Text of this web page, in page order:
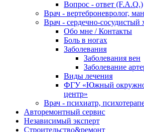
Вопрос - ответ (F.A.Q.)
Врач - вертеброневролог,
Врач - сердечно-сосудистый
Обо мне / Контакты
Боль в ногах
Заболевания
Заболевания вен
Заболевание
Виды лечения
ФГУ «Южный
центр»
Врач - психиатр,
Авторемонтный сервис
Независимый эксперт
Строительство&ремонт